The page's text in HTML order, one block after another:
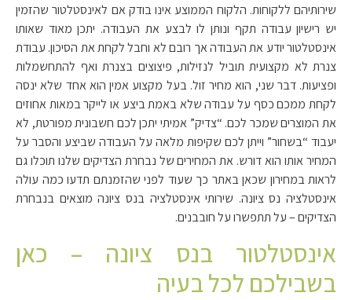
שירותיהם ללקוחות. הלקוח הממוצע אינו בודק אם לאינסטלטור שהזמין
יש רישיון עבודה תקף ונותן לו לבצע את העבודה. יתכן מאוד שאותו
אינסטלטור יודע את העבודה אך רובם לא וחבל לקחת את הסיכון. עבודת
צנרת לא מקצועית תוביל לנזילות, פיצוצים בצנרת ואף להתחשמלות
ופציעות. דבר שני, הוא מחיר זול. בעל מקצוע אמין הוא אחד שלא ינסה
לקחת ממכם כסף על עבודה שלא באמת ביצע או לייקר במאות אחוזים
את המוצרים שמכר לכם. “צדיק” אמיתי יתכן לכם חשבונית מפורטת, לא
יעבוד “בשחור” וייתן לכם שקיפות מלאה על העבודה שביצע והסבר על
המחיר אותו הוא דורש. את המחירים של נבחרת הצדיקים שלנו תוכלו גם
לראות במחירון שכאן באתר כך שעוד לפני שהזמנתם תדעו כמה עולה
אינסטלציה נס ציונה. שירותי אינסטלציה בנס ציונה מוצאים בנבחרת
הצדיקים – על תתפשרו על חובבנים.
אינסטלטור בנס ציונה – כאן
בשבילכם לכל בעיה